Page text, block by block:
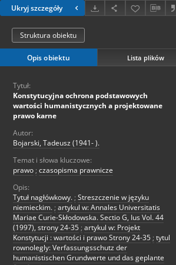
Ukryj szczegóły
Struktura obiektu
Opis obiektu Lista plików
Tytuł:
Konstytucyjna ochrona podstawowych
wartości humanistycznych a projektowane
prawo karne
Autor:
Bojarski, Tadeusz (1941- ).
Temat i słowa kluczowe:
prawo ; czasopisma prawnicze
Opis:
Tytuł nagłówkowy. ; Streszczenie w języku
niemieckim. ; artykul w: Annales Universitatis
Mariae Curie-Skłodowska. Sectio G, Ius Vol. 44
(1997), strony 24-35 ; artykul w: Projekt
Konstytucji : wartości i prawo Strony 24-35 ; tytul
rownolegly: Verfassungsschutz der
humanistischen Grundwerte und das geplante